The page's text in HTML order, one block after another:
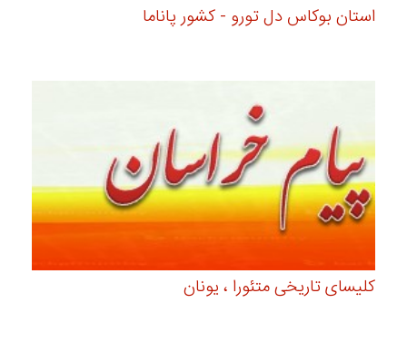
استان بوکاس دل تورو - کشور پاناما
کلیسای تاریخی متئورا ، یونان